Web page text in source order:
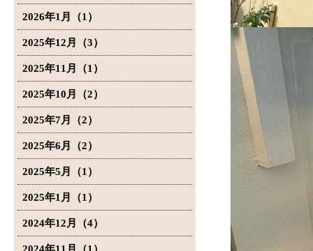
2026年1月（1）
2025年12月（3）
2025年11月（1）
2025年10月（2）
2025年7月（2）
2025年6月（2）
2025年5月（1）
2025年1月（1）
2024年12月（4）